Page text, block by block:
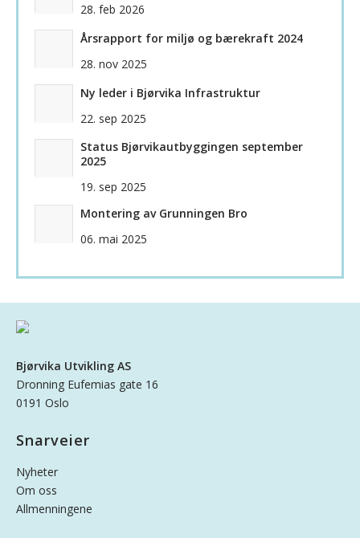
28. feb 2026
Årsrapport for miljø og bærekraft 2024
28. nov 2025
Ny leder i Bjørvika Infrastruktur
22. sep 2025
Status Bjørvikautbyggingen september
2025
19. sep 2025
Montering av Grunningen Bro
06. mai 2025
Bjørvika Utvikling AS
Dronning Eufemias gate 16
0191 Oslo
Snarveier
Nyheter
Om oss
Allmenningene